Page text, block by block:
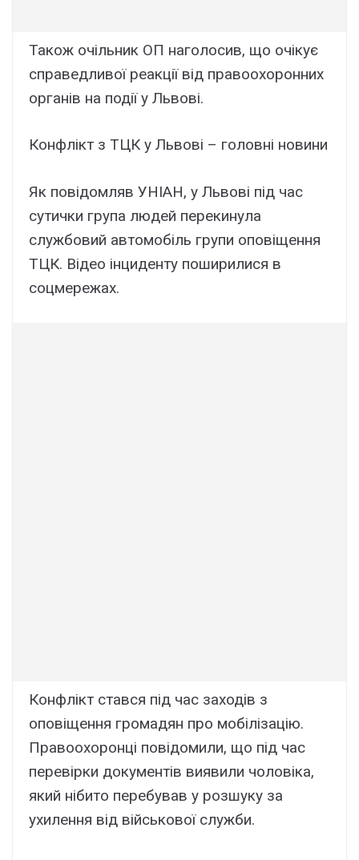
Також очільник ОП наголосив, що очікує
справедливої реакції від правоохоронних
органів на події у Львові.
Конфлікт з ТЦК у Львові – головні новини
Як повідомляв УНІАН, у Львові під час
сутички група людей перекинула
службовий автомобіль групи оповіщення
ТЦК. Відео інциденту поширилися в
соцмережах.
Конфлікт стався під час заходів з
оповіщення громадян про мобілізацію.
Правоохоронці повідомили, що під час
перевірки документів виявили чоловіка,
який нібито перебував у розшуку за
ухилення від військової служби.